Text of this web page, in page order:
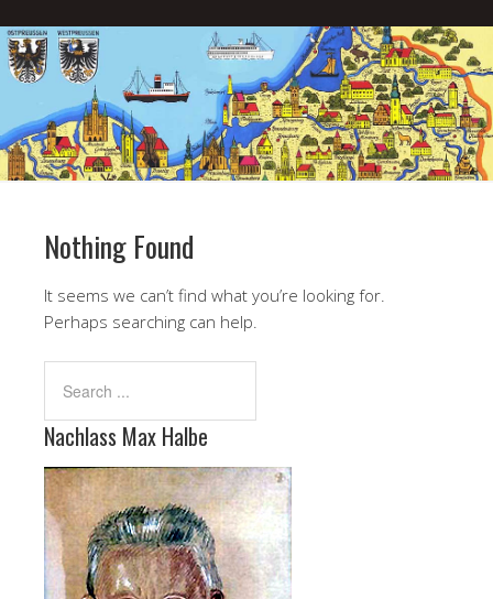
Nothing Found
It seems we can’t find what you’re looking for.
Perhaps searching can help.
Nachlass Max Halbe